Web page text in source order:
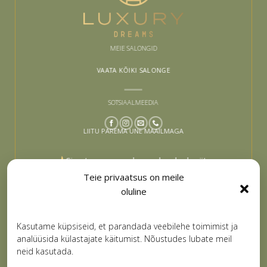
Teie privaatsus on meile
oluline
Kasutame küpsiseid, et parandada veebilehe toimimist ja
analüüsida külastajate käitumist. Nõustudes lubate meil
neid kasutada.
MEIE SALONGID
VAATA KÕIKI SALONGE
SOTSIAALMEEDIA
LIITU PAREMA UNE MAAILMAGA
Sinu tee paremaks uneks algab siit –
liitu ja lase end inspireerida
LIITUN